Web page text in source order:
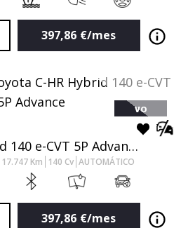
397,86 €/mes
VO
Toyota C-HR Hybrid 140 e-CVT 5P Advance
17.747Km 140 Cv AUTOMÁTICO
397,86 €/mes